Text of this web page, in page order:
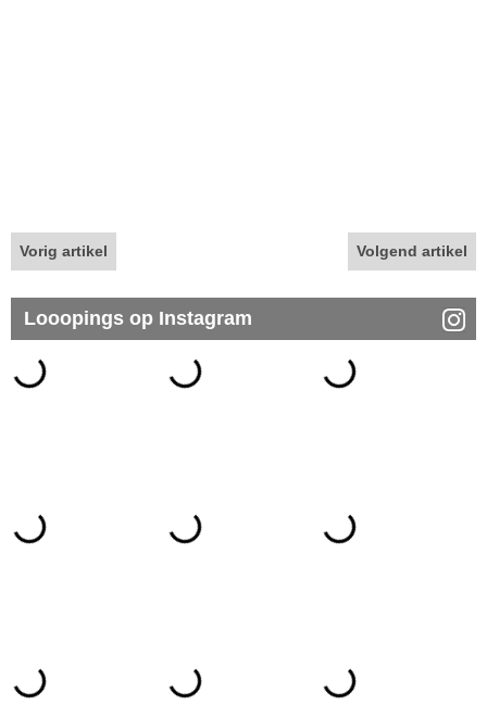
Vorig artikel Volgend artikel
Looopings op Instagram